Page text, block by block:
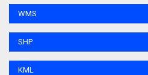
WMS
SHP
KML